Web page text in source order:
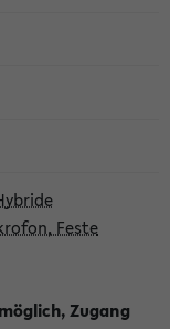
Feste
Zugang